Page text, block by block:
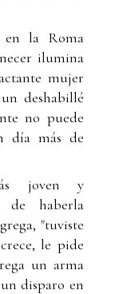
en la Roma
ilumina
mujer
deshabillé
no puede
día más de
joven y
de haberla
"tuviste
le pide
un arma
disparo en